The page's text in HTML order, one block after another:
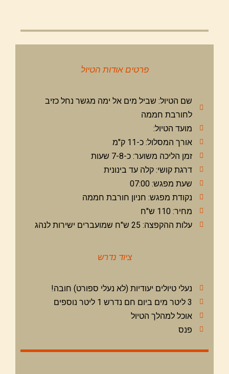
פרטים אודות הטיול
שם הטיול: שביל מים אל ימה מגשר נחל כזיב
לחורבת חממה
מועד הטיול:
אורך המסלול: כ-11 ק"מ
זמן הליכה משוער: כ-7-8 שעות
דרגת קושי: קלה עד בינונית
שעת מפגש: 07:00
נקודת מפגש: חניון חורבת חממה
מחיר: 110 ש"ח
עלות ההקפצה: 25 ש"ח שמועברים ישירות לנהג
ציוד נדרש
נעלי טיולים יעודיות (לא נעלי ספורט) חובה!
3 ליטר מים ביום חם נדרש 1 ליטר נוספים
אוכל למהלך הטיול
פנס